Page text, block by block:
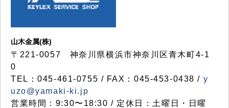
山木金属(株)
〒221-0057 神奈川県横浜市神奈川区青木町4-1
0
TEL：045-461-0755 / FAX：045-453-0438 / y
uzo@yamaki-ki.jp
営業時間：9:30〜18:30 / 定休日：土曜日・日曜